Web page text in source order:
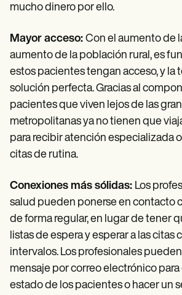
mucho dinero por ello.
Mayor acceso: Con el aumento de
aumento de la población rural, es
estos pacientes tengan acceso, y la
solución perfecta. Gracias al
pacientes que viven lejos de las
metropolitanas ya no tienen que
para recibir atención especializada
citas de rutina.
Conexiones más sólidas: Los
salud pueden ponerse en contacto
de forma regular, en lugar de tener
listas de espera y esperar a las citas
intervalos. Los profesionales
mensaje por correo electrónico para
estado de los pacientes o hacer un